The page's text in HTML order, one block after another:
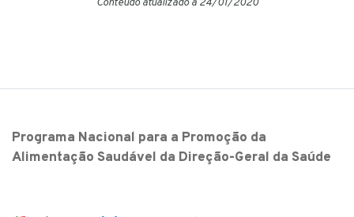
Programa Nacional para a Promoção da
Alimentação Saudável da Direção-Geral da Saúde